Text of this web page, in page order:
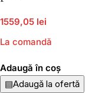
1559,05 lei
La comandă
Adaugă în coș
▤Adaugă la ofertă